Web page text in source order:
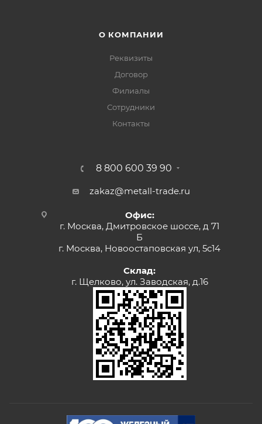
О КОМПАНИИ
Реквизиты
Договор
Филиалы
Сотрудники
Контакты
8 800 600 39 90
zakaz@metall-trade.ru
Офис:
г. Москва, Дмитровское шоссе, д 71
Б
г. Москва, Новоостаповская ул, 5с14
Склад:
г. Щелково, ул. Заводская, д.16